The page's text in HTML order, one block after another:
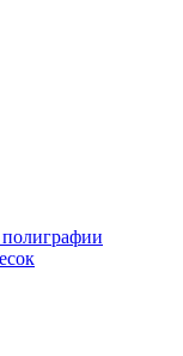
полиграфии